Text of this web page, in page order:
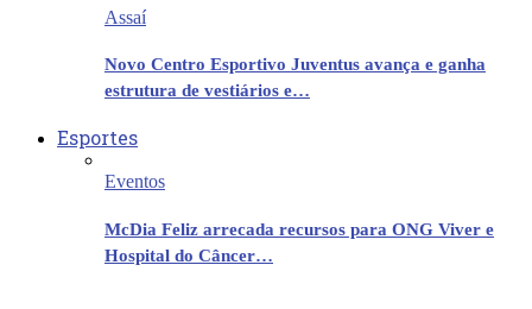
Assaí
Novo Centro Esportivo Juventus avança e ganha
estrutura de vestiários e…
Esportes
Eventos
McDia Feliz arrecada recursos para ONG Viver e
Hospital do Câncer…